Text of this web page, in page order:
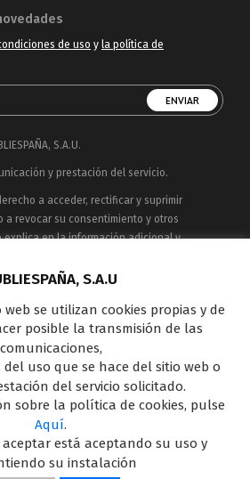
de uso y la política de
S.A.U.
y prestación del servicio.
a acceder, rectificar y suprimir
a revocar su consentimiento y otros
explica en la información adicional y
empresa de Mediaset España
espacio publicitario de sus siete
Telecinco, Cuatro, Factoría de Ficción,
y Be Mad, así como de una amplia
de medios y con una gran
la comercialización de diferentes
Internet y TV Outdoor Digital.
S.A.U
web se utilizan cookies propias y de
posible la transmisión de las
comunicaciones,
uso que se hace del sitio web o
del servicio solicitado.
sobre la política de cookies, pulse
Aquí.
aceptar está aceptando su uso y
su instalación